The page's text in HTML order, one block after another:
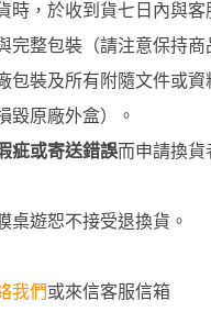
時，於收到貨七日內與
完整包裝（請注意保持商
包裝及所有附隨文件或
毀原廠外盒）。
疵或寄送錯誤而申請換貨
桌遊恕不接受退換貨。
我們或來信客服信箱